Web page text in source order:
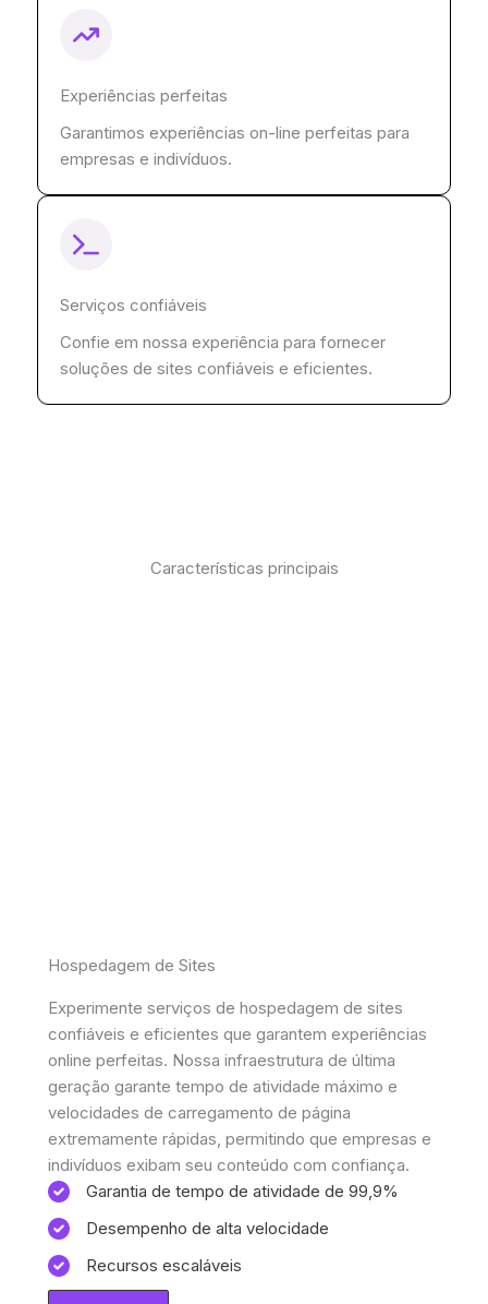
Experiências perfeitas
Garantimos experiências on-line perfeitas para
empresas e indivíduos.
Serviços confiáveis
Confie em nossa experiência para fornecer
soluções de sites confiáveis e eficientes.
Características principais
Hospedagem de Sites
Experimente serviços de hospedagem de sites
confiáveis e eficientes que garantem experiências
online perfeitas. Nossa infraestrutura de última
geração garante tempo de atividade máximo e
velocidades de carregamento de página
extremamente rápidas, permitindo que empresas e
indivíduos exibam seu conteúdo com confiança.
Garantia de tempo de atividade de 99,9%
Desempenho de alta velocidade
Recursos escaláveis